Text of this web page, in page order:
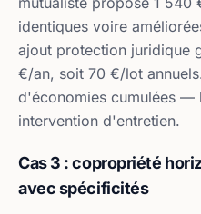
identiques voire
ajout protection juridique
€/an, soit 70 €/lot
d'économies cumulées —
intervention d'entretien.
Cas 3 : copropriété
avec spécificités